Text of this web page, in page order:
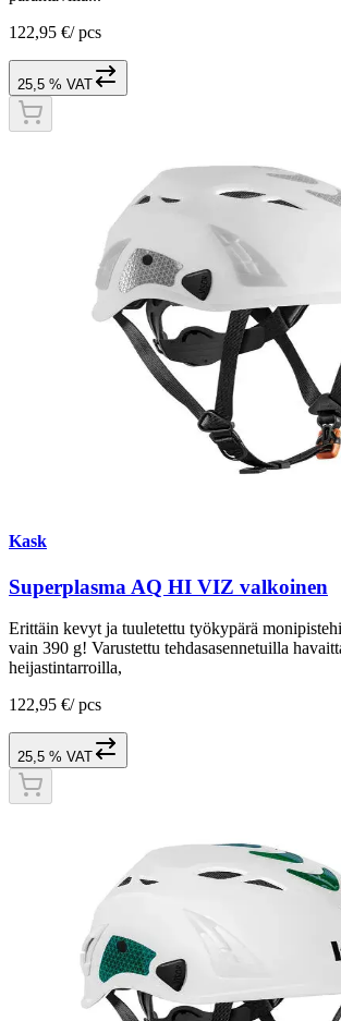
122,95 €/ pcs
25,5 % VAT
Kask
Superplasma AQ HI VIZ valkoinen
Erittäin kevyt ja tuuletettu työkypärä
vain 390 g! Varustettu tehdasasennetuilla
heijastintarroilla,
122,95 €/ pcs
25,5 % VAT